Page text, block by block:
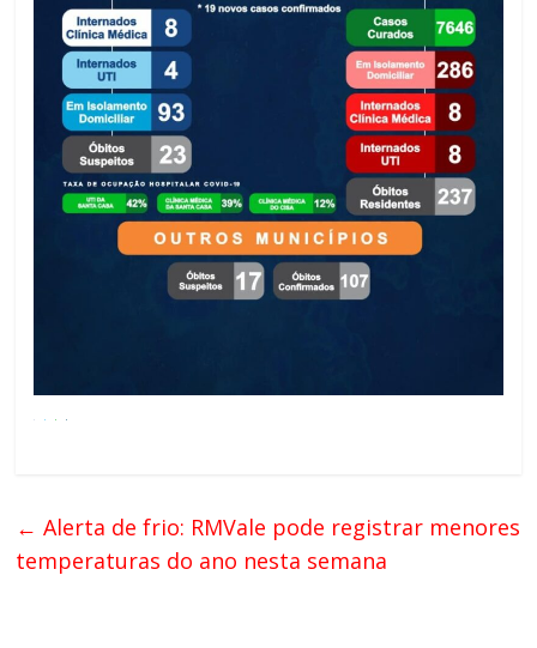
← Alerta de frio: RMVale pode registrar menores
temperaturas do ano nesta semana